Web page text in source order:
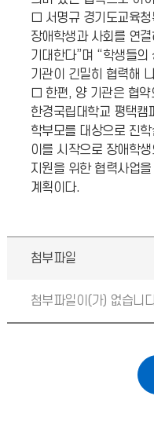
□ 서명규 경기도교육청
장애학생과 사회를 연
기대한다”며 “학생들
기관이 긴밀히 협력해
□ 한편, 양 기관은 협
한경국립대학교 평택캠
학부모를 대상으로 진
이를 시작으로 장애학
지원을 위한 협력사업
계획이다.
첨부파일
첨부파일이(가) 없습니